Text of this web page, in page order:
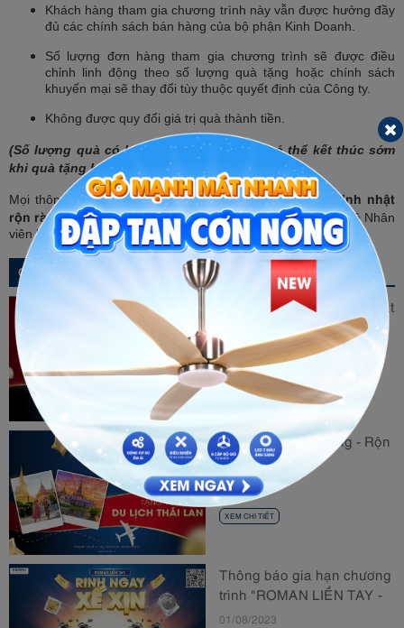
Khách hàng tham gia chương trình này vẫn được hưởng đầy
đủ các chính sách bán hàng của bộ phận Kinh Doanh.
Số lượng đơn hàng tham gia chương trình sẽ được điều
chỉnh linh động theo số lượng quà tặng hoặc chính sách
khuyến mại sẽ thay đổi tùy thuộc quyết định của Công ty.
Không được quy đổi giá trị quà thành tiền.
(Số lượng quà có hạn nên chương trình có thể kết thúc sớm
khi quà tặng hết)
Mọi thông tin thắc mắc về Chương trình khuyến mãi
“Sinh nhật
rộn ràng – Tặng túi thời trang”, Quý khách vui lòng liên hệ Nhân
viên kinh doanh để biết thêm chi tiết.
CÁC TIN LIÊN QUAN
Minigame "Mừng Sinh Nhật
Roman 20 tuổi"
10/10/2023
XEM CHI TIẾT
Mừng sinh nhật vàng - Rộn
ràng tri ân
05/10/2023
XEM CHI TIẾT
Thông báo gia hạn chương
trình "ROMAN LIỀN TAY -
RINH NGAY XẾ XỊN"
01/08/2023